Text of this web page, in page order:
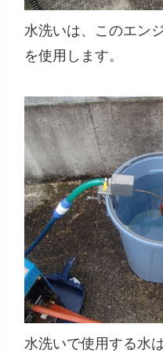
水洗いは、このエン
を使用します。
水洗いで使用する水